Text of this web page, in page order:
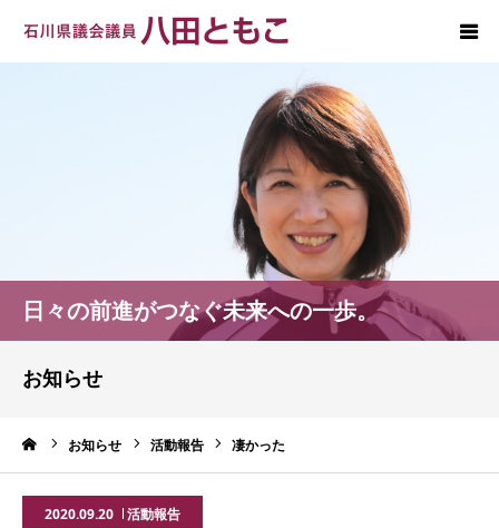
日々の前進がつなぐ未来への一歩。
お知らせ
お知らせ 活動報告 凄かった
2020.09.20 活動報告
後援会